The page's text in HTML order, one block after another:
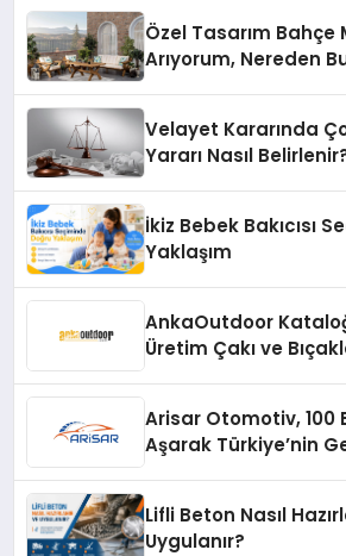
Özel Tasarım Bahçe
Arıyorum, Nereden
Velayet Kararında
Yararı Nasıl
İkiz Bebek Bakıcısı
Yaklaşım
AnkaOutdoor
Üretim Çakı ve
Arisar Otomotiv, 100
Aşarak Türkiye’nin
Lifli Beton Nasıl
Uygulanır?